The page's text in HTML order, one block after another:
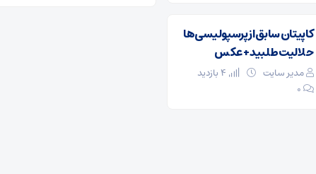
کاپیتان سابق از پرسپولیسی‌ها
حلالیت طلبید + عکس
مدیر سایت
۰